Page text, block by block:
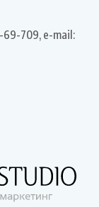
709, e-mail: